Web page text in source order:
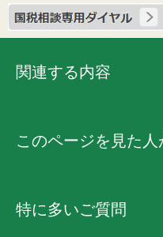
関連する内容
このページを見た
特に多いご質問